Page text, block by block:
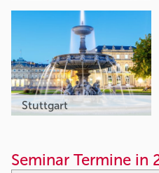
Stuttgart
Seminar Termine in